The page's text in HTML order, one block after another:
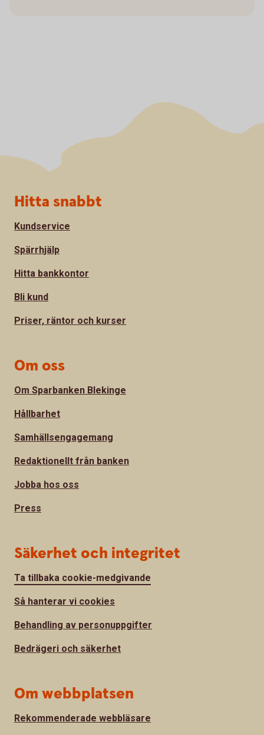
Sidfot
Hitta snabbt
Kundservice
Spärrhjälp
Hitta bankkontor
Bli kund
Priser, räntor och kurser
Om oss
Om Sparbanken Blekinge
Hållbarhet
Samhällsengagemang
Redaktionellt från banken
Jobba hos oss
Press
Säkerhet och integritet
Ta tillbaka cookie-medgivande
Så hanterar vi cookies
Behandling av personuppgifter
Bedrägeri och säkerhet
Om webbplatsen
Rekommenderade webbläsare